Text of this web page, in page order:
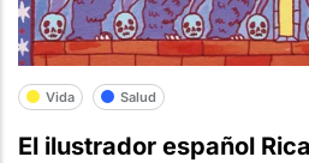
Vida Salud
El ilustrador español